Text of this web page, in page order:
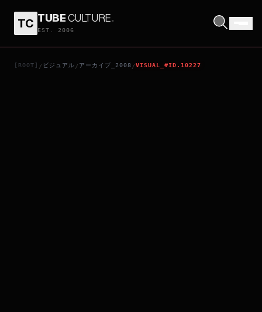
TC TUBECULTURE.
EST. 2006
[ROOT] / ビジュアル / アーカイブ_2008 /VISUAL_#ID.10227
愛鬥大